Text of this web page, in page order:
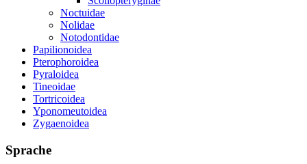
Noctuidae
Nolidae
Notodontidae
Papilionoidea
Pterophoroidea
Pyraloidea
Tineoidae
Tortricoidea
Yponomeutoidea
Zygaenoidea
Sprache